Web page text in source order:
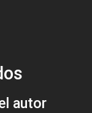
autor